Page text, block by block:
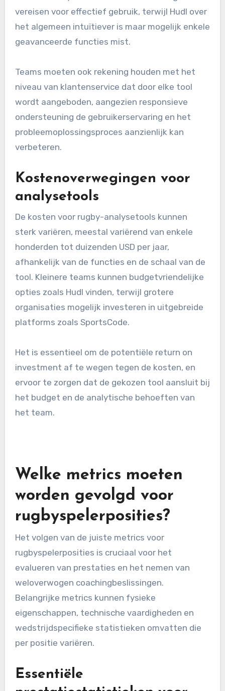
tools voor rugby-analyse
Het vergelijken van analysetools houdt in dat
hun gegevensnauwkeurigheid, gebruiksgemak
geëvalueerd. SportsCode blinkt bijvoorbeeld uit
in video-analyse, maar kan meer training
vereisen voor effectief gebruik, terwijl Hudl over
het algemeen intuïtiever is maar mogelijk enkele
geavanceerde functies mist.
niveau van klantenservice dat door elke tool
wordt aangeboden, aangezien responsieve
ondersteuning de gebruikerservaring en het
probleemoplossingsproces aanzienlijk kan
verbeteren.
Kostenoverwegingen voor
analysetools
De kosten voor rugby-analysetools kunnen
sterk variëren, meestal variërend van enkele
afhankelijk van de functies en de schaal van de
tool. Kleinere teams kunnen budgetvriendelijke
opties zoals Hudl vinden, terwijl grotere
organisaties mogelijk investeren in uitgebreide
platforms zoals SportsCode.
ervoor te zorgen dat de gekozen tool aansluit bij
het budget en de analytische behoeften van
het team.
Welke metrics moeten
worden gevolgd voor
rugbyspelerposities?
Het volgen van de juiste metrics voor
rugbyspelerposities is cruciaal voor het
weloverwogen coachingbeslissingen.
Belangrijke metrics kunnen fysieke